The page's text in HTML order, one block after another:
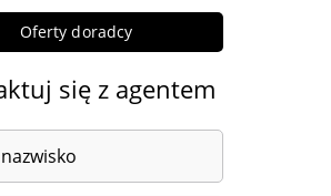
Oferty doradcy
się z agentem